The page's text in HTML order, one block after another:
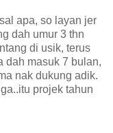
apa, so layan jer
dah umur 3 thn
di usik, terus
dah masuk 7 bulan,
nak dukung adik.
projek tahun